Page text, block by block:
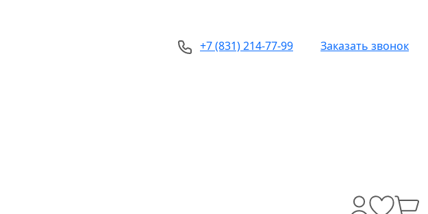
+7 (831) 214-77-99 Заказать звонок